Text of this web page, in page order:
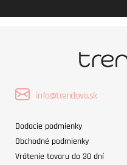
info@trendova.sk
Dodacie podmienky
Obchodné podmienky
Vrátenie tovaru do 30 dní